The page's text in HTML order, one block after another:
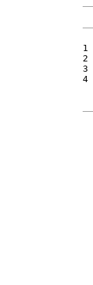
1
2
3
4